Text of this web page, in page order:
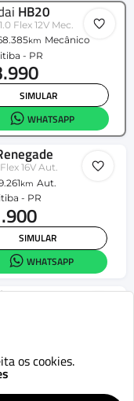
HB20
Flex 12V Mec.
km Mecânico
- PR
SIMULAR
WHATSAPP
16V Aut.
km Aut.
- PR
SIMULAR
WHATSAPP
HR
(RS/RD)
os cookies.